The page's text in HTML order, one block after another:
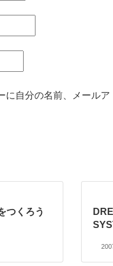
自分の名前、メールア
つくろう